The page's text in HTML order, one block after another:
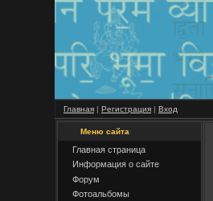
Главная | Регистрация | Вход
Меню сайта
Главная страница
Информация о сайте
Форум
Фотоальбомы